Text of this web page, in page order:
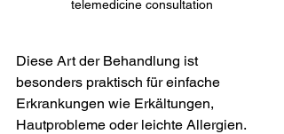
telemedicine consultation
Diese Art der Behandlung ist
besonders praktisch für einfache
Erkrankungen wie Erkältungen,
Hautprobleme oder leichte Allergien.